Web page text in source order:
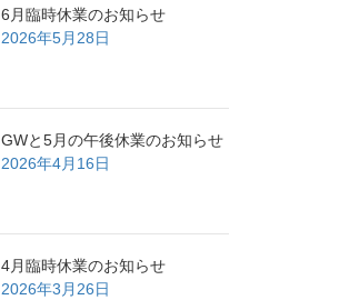
6月臨時休業のお知らせ
2026年5月28日
GWと5月の午後休業のお知らせ
2026年4月16日
4月臨時休業のお知らせ
2026年3月26日